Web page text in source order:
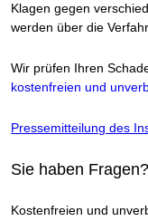
Klagen gegen
werden über die
Wir prüfen Ihren
kostenfreien und
Pressemitteilung des
Sie haben Fragen?
Kostenfreien und